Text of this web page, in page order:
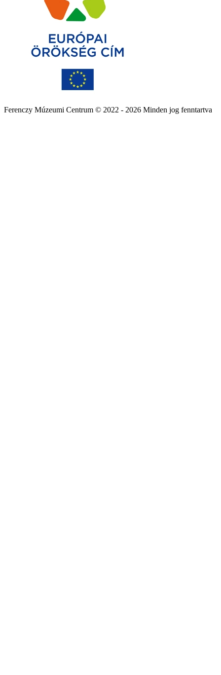
Ferenczy Múzeumi Centrum © 2022 - 2026 Minden jog fenntartva